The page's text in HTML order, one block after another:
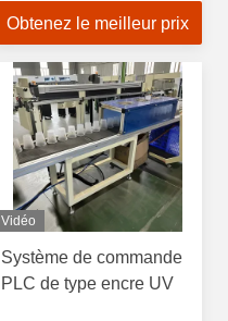
écran tactile d'encre
de tasse
Obtenez le meilleur prix
Vidéo
Système de commande
PLC de type encre UV